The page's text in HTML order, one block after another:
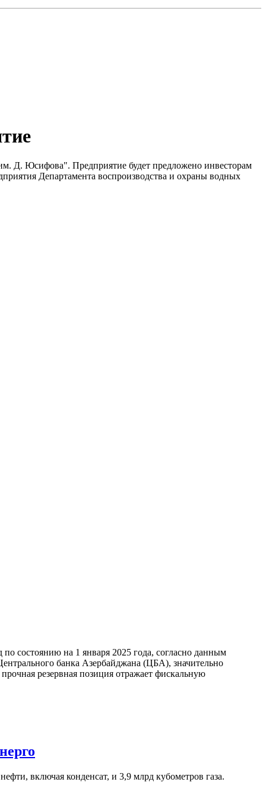
Д. Юсифова". Предприятие будет предложено инвесторам
Департамента воспроизводства и охраны водных
состоянию на 1 января 2025 года, согласно данным
банка Азербайджана (ЦБА), значительно
резервная позиция отражает фискальную
включая конденсат, и 3,9 млрд кубометров газа.